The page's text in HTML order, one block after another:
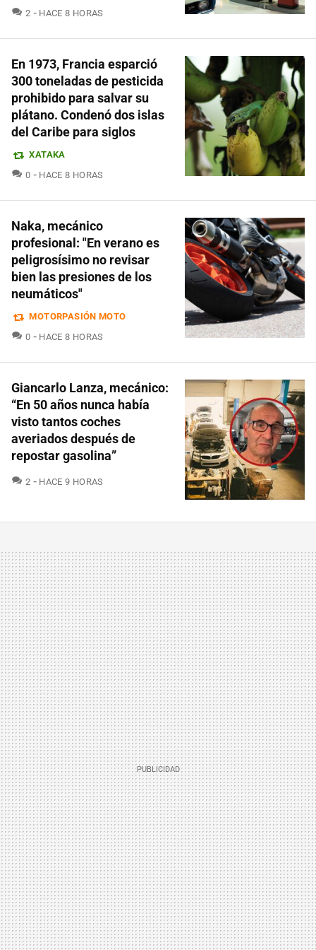
2 COMENTARIOS
HACE 8 HORAS
En 1973, Francia esparció
300 toneladas de pesticida
prohibido para salvar su
plátano. Condenó dos islas
del Caribe para siglos
XATAKA
0 COMENTARIOS
HACE 8 HORAS
Naka, mecánico
profesional: "En verano es
peligrosísimo no revisar
bien las presiones de los
neumáticos"
MOTORPASIÓN MOTO
0 COMENTARIOS
HACE 8 HORAS
Giancarlo Lanza, mecánico:
“En 50 años nunca había
visto tantos coches
averiados después de
repostar gasolina”
2 COMENTARIOS
HACE 9 HORAS